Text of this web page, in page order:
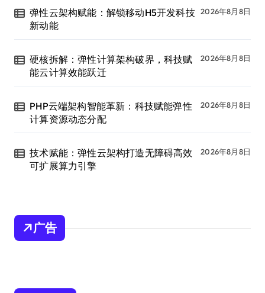
弹性云架构赋能：解锁移动H5开发科技
新动能
2026年8月8日
硬核拆解：弹性计算架构破界，科技赋
能云计算效能跃迁
2026年8月8日
PHP云端架构智能革新：科技赋能弹性
计算资源动态分配
2026年8月8日
技术赋能：弹性云架构打造无障碍高效
可扩展算力引擎
2026年8月8日
广告